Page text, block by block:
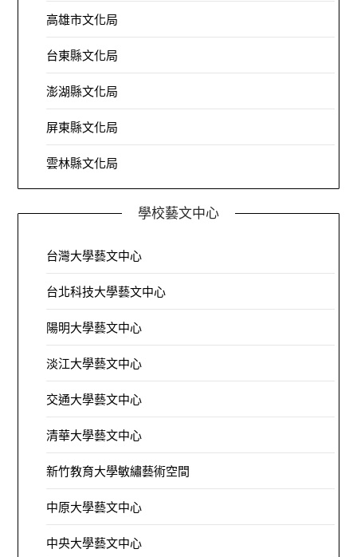
高雄市文化局
台東縣文化局
澎湖縣文化局
屏東縣文化局
雲林縣文化局
學校藝文中心
台灣大學藝文中心
台北科技大學藝文中心
陽明大學藝文中心
淡江大學藝文中心
交通大學藝文中心
清華大學藝文中心
新竹教育大學敏繡藝術空間
中原大學藝文中心
中央大學藝文中心